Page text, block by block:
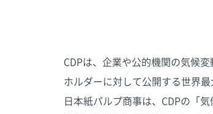
CDPは、企業や公的機関の気候
ホルダーに対して公開する世界最
日本紙パルプ商事は、CDPの「